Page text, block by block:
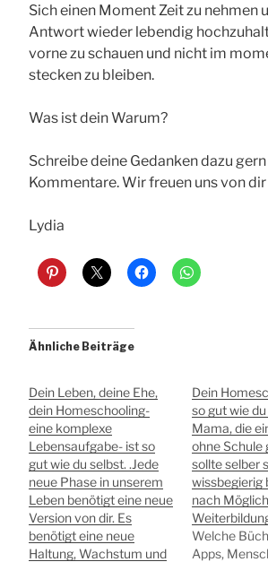
Sich einen Moment Zeit zu nehmen
Antwort wieder lebendig
vorne zu schauen und nicht im
stecken zu bleiben.
Was ist dein Warum?
Schreibe deine Gedanken dazu
Kommentare. Wir freuen uns von dir
Lydia
Ähnliche Beiträge
Dein Leben, deine Ehe,
dein Homeschooling-
eine komplexe
Lebensaufgabe- ist so
gut wie du selbst. .Jede
neue Phase in unserem
Leben benötigt eine neue
Version von dir. Es
benötigt eine neue
Haltung, Wachstum und
Dein
so gut wie
Mama, die
ohne Schule
sollte selber
wissbegierig
nach
Welche
Apps,